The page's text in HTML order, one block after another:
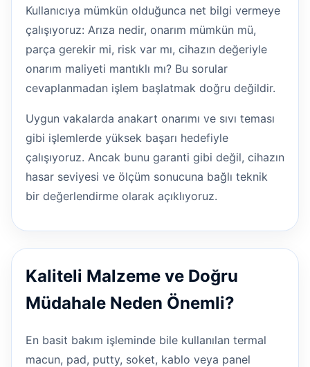
Kullanıcıya mümkün olduğunca net bilgi vermeye
çalışıyoruz: Arıza nedir, onarım mümkün mü,
parça gerekir mi, risk var mı, cihazın değeriyle
onarım maliyeti mantıklı mı? Bu sorular
cevaplanmadan işlem başlatmak doğru değildir.
Uygun vakalarda anakart onarımı ve sıvı teması
gibi işlemlerde yüksek başarı hedefiyle
çalışıyoruz. Ancak bunu garanti gibi değil, cihazın
hasar seviyesi ve ölçüm sonucuna bağlı teknik
bir değerlendirme olarak açıklıyoruz.
Kaliteli Malzeme ve Doğru
Müdahale Neden Önemli?
En basit bakım işleminde bile kullanılan termal
macun, pad, putty, soket, kablo veya panel